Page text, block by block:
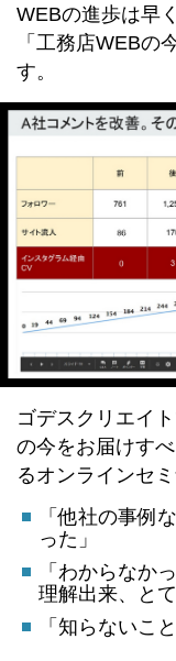
WEBの進歩は早
「工務店WEBの
す。
ゴデスクリエイ
の今をお届けす
るオンラインセ
「他社の事例
った」
「わからなか
理解出来、と
「知らないこ